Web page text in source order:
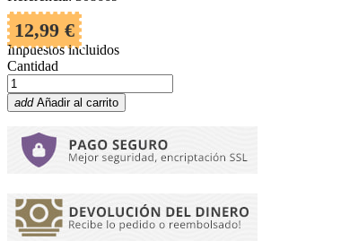
12,99 €
Impuestos incluidos
Cantidad
add Añadir al carrito